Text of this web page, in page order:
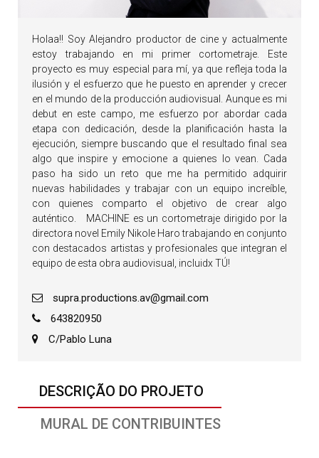
DESCRIÇÃO DO PROJETO
MURAL DE CONTRIBUINTES
Holaa!! Soy Alejandro productor de cine y actualmente
estoy trabajando en mi primer cortometraje. Este
proyecto es muy especial para mí, ya que refleja toda la
ilusión y el esfuerzo que he puesto en aprender y crecer
en el mundo de la producción audiovisual. Aunque es mi
debut en este campo, me esfuerzo por abordar cada
etapa con dedicación, desde la planificación hasta la
ejecución, siempre buscando que el resultado final sea
algo que inspire y emocione a quienes lo vean. Cada
paso ha sido un reto que me ha permitido adquirir
nuevas habilidades y trabajar con un equipo increíble,
con quienes comparto el objetivo de crear algo
auténtico. MACHINE es un cortometraje dirigido por la
directora novel Emily Nikole Haro trabajando en conjunto
con destacados artistas y profesionales que integran el
equipo de esta obra audiovisual, incluidx TÚ!
supra.productions.av@gmail.com
643820950
C/Pablo Luna